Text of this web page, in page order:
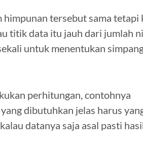
himpunan tersebut sama tetapi
titik data itu jauh dari jumlah
untuk menentukan
perhitungan, contohnya
dibutuhkan jelas harus
datanya saja asal pasti